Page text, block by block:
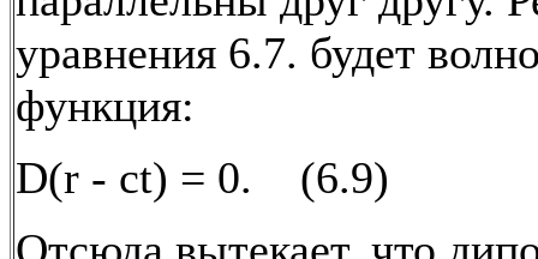
уравнения 6.7. будет
функция:
D(r - ct) = 0. (6.9)